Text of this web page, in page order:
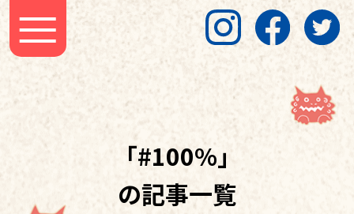
「#100%」
の記事一覧